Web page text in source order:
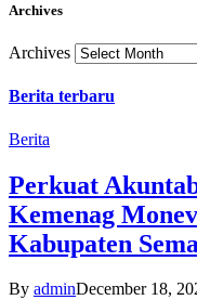
Archives
Archives
Berita terbaru
Berita
Perkuat
Kemenag
Kabupaten
By adminDecember 18,